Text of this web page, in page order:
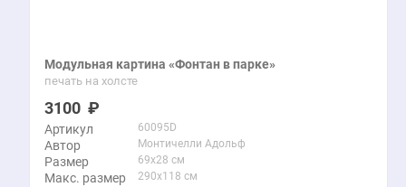
Модульная картина «Фонтан в парке»
печать на холсте
3100
Артикул 60095D
Автор Монтичелли Адольф
Размер 69x28 см
Макс. размер 290x118 см